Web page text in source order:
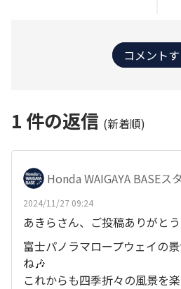
コメント
1 件の返信 (新着順)
Honda WAIGAYA BASEス
2024/11/27 09:24
あきらさん、ご投稿ありがと
富士パノラマロープウェイの
ね🎶
これからも四季折々の風景を